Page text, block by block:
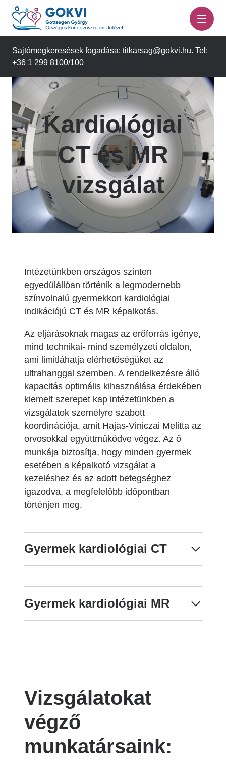
Ugrás
tartalomra
Sajtómegkeresések fogadása: titkarsag@gokvi.hu. Tel:
+36 1 299 8100/100
Kardiológiai
CT és MR
vizsgálat
Intézetünkben országos szinten
egyedülállóan történik a legmodernebb
színvolnalú gyermekkori kardiológiai
indikációjú CT és MR képalkotás.
Az eljárásoknak magas az erőforrás igénye,
mind technikai- mind személyzeti oldalon,
ami limitláhatja elérhetőségüket az
ultrahanggal szemben. A rendelkezésre álló
kapacitás optimális kihasználása érdekében
kiemelt szerepet kap intézetünkben a
vizsgálatok személyre szabott
koordinációja, amit Hajas-Viniczai Melitta az
orvosokkal együttműködve végez. Az ő
munkája biztosítja, hogy minden gyermek
esetében a képalkotó vizsgálat a
kezeléshez és az adott betegséghez
igazodva, a megfelelőbb időpontban
történjen meg.
Gyermek kardiológiai CT
Gyermek kardiológiai MR
Vizsgálatokat
végző
munkatársaink: